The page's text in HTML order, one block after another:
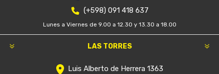
(+598) 091 418 637
Lunes a Viernes de 9.00 a 12.30 y 13.30 a 18.00
LAS TORRES
Luis Alberto de Herrera 1363